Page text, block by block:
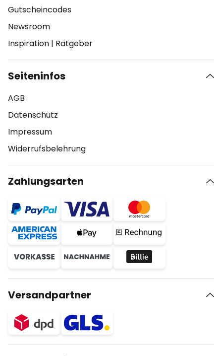
Gutscheincodes
Newsroom
Inspiration | Ratgeber
Seiteninfos
AGB
Datenschutz
Impressum
Widerrufsbelehrung
Zahlungsarten
Versandpartner